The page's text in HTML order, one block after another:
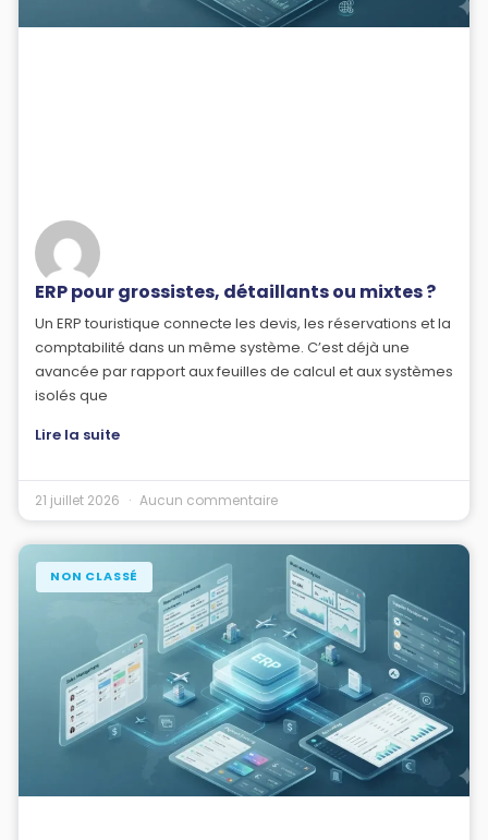
ERP pour grossistes, détaillants ou mixtes ?
Un ERP touristique connecte les devis, les réservations et la
comptabilité dans un même système. C’est déjà une
avancée par rapport aux feuilles de calcul et aux systèmes
isolés que
Lire la suite
21 juillet 2026 Aucun commentaire
NON CLASSÉ